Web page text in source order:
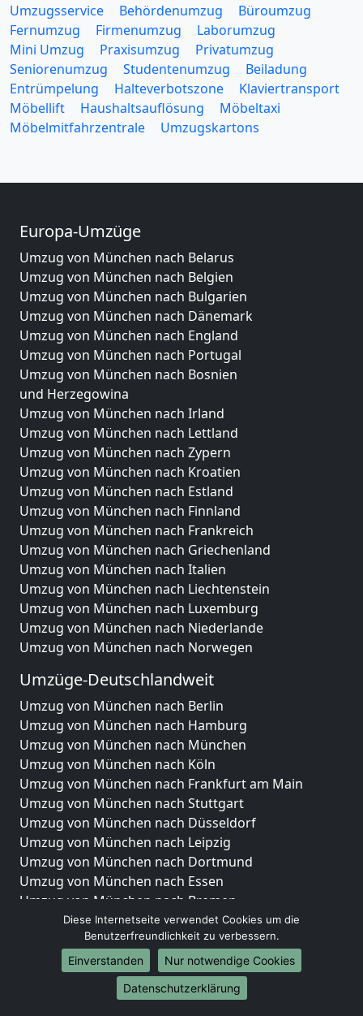
Umzugsservice Behördenumzug
Büroumzug
Fernumzug
Firmenumzug
Laborumzug
Mini Umzug
Praxisumzug
Privatumzug
Seniorenumzug
Studentenumzug
Beiladung
Entrümpelung
Halteverbotszone
Klaviertransport
Möbellift
Haushaltsauflösung
Möbeltaxi
Möbelmitfahrzentrale
Umzugskartons
Europa-Umzüge
Umzug von München nach Belarus
Umzug von München nach Belgien
Umzug von München nach Bulgarien
Umzug von München nach Dänemark
Umzug von München nach England
Umzug von München nach Portugal
Umzug von München nach Bosnien
und Herzegowina
Umzug von München nach Irland
Umzug von München nach Lettland
Umzug von München nach Zypern
Umzug von München nach Kroatien
Umzug von München nach Estland
Umzug von München nach Finnland
Umzug von München nach Frankreich
Umzug von München nach Griechenland
Umzug von München nach Italien
Umzug von München nach Liechtenstein
Umzug von München nach Luxemburg
Umzug von München nach Niederlande
Umzug von München nach Norwegen
Umzüge-Deutschlandweit
Umzug von München nach Berlin
Umzug von München nach Hamburg
Umzug von München nach München
Umzug von München nach Köln
Umzug von München nach Frankfurt am Main
Umzug von München nach Stuttgart
Umzug von München nach Düsseldorf
Umzug von München nach Leipzig
Umzug von München nach Dortmund
Umzug von München nach Essen
Umzug von München nach Bremen
Umzug von München nach Dresden
Umzug von München nach Hannover
Umzug von München nach Nürnberg
Umzug von München nach Duisburg
Umzug von München nach Bochum
Diese Internetseite verwendet Cookies um die
Benutzerfreundlichkeit zu verbessern.
Einverstanden
Nur notwendige Cookies
Datenschutzerklärung